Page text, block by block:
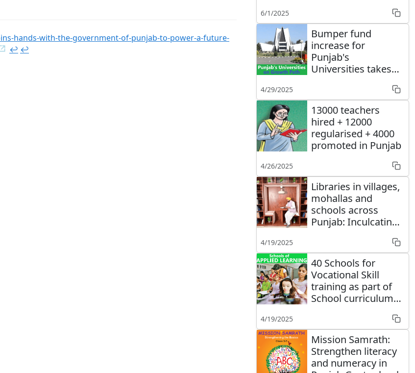
hands-with-the-government-of-punjab-to-power-a-future-
↩︎ ↩︎
6/1/2025
Bumper fund
increase for
Punjab's
Universities takes
4/29/2025
13000 teachers
hired + 12000
regularised + 4000
promoted in Punjab
4/26/2025
Libraries in villages,
mohallas and
schools across
Punjab: Inculcating
4/19/2025
40 Schools for
Vocational Skill
training as part of
School curriculum
4/19/2025
Mission Samrath:
Strengthen literacy
and numeracy in